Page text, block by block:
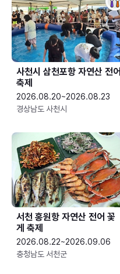
사천시 삼천포항 자연산 전어
축제
2026.08.20~2026.08.23
경상남도 사천시
서천 홍원항 자연산 전어 꽃
게 축제
2026.08.22~2026.09.06
충청남도 서천군